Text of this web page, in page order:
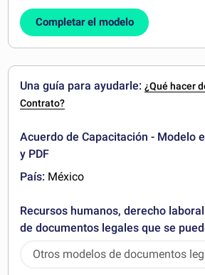
Completar el modelo
Una guía para ayudarle:¿Qué hacer
Contrato?
Acuerdo de Capacitación - Modelo
y PDF
País: México
Recursos humanos, derecho
de documentos legales que se
Otros modelos de documentos